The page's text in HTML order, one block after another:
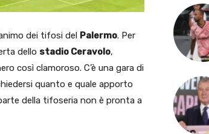
dei tifosi del Palermo. Per
dello stadio Ceravolo,
così clamoroso. C’è una gara di
quanto e quale apporto
della tifoseria non è pronta a